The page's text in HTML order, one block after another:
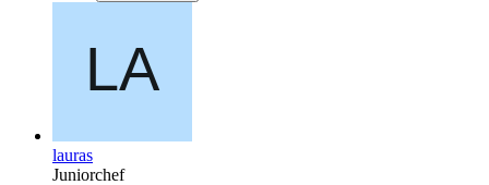
lauras
Juniorchef